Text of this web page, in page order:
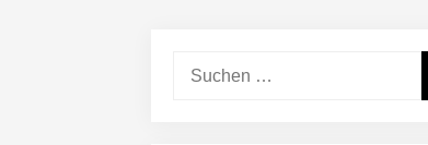
Suchen